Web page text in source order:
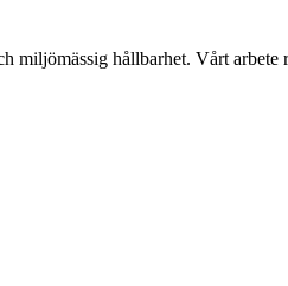
hållbarhet. Vårt arbete